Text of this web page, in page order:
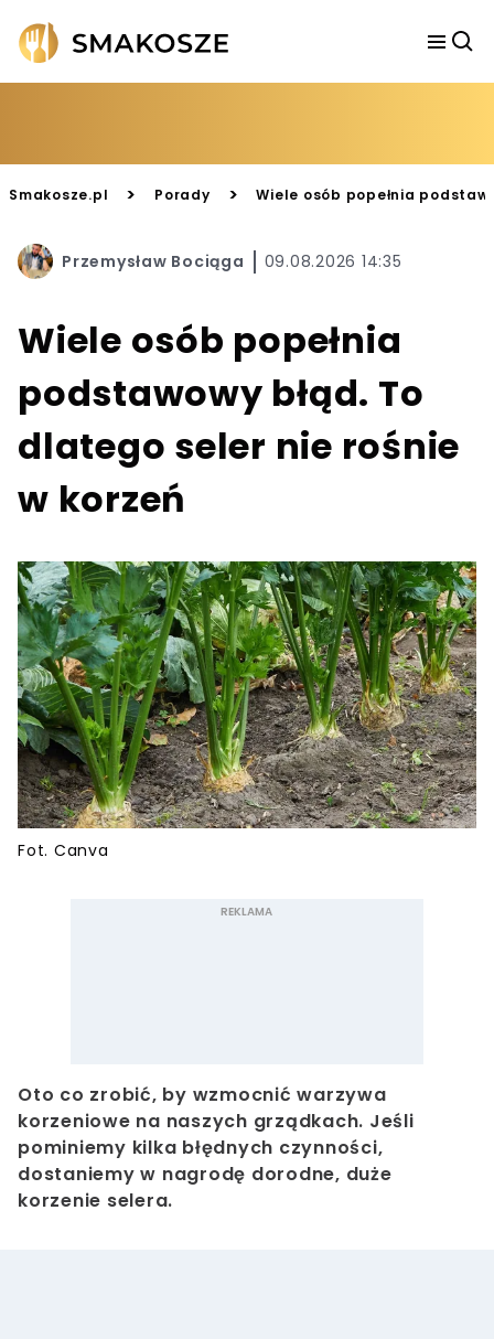
Smakosze.pl > Porady > Wiele osób popełnia
Przemysław Bociąga 09.08.2026 14:35
Wiele osób popełnia
podstawowy błąd. To
dlatego seler nie rośnie
w korzeń
Fot. Canva
Oto co zrobić, by wzmocnić warzywa
korzeniowe na naszych grządkach. Jeśli
pominiemy kilka błędnych czynności,
dostaniemy w nagrodę dorodne, duże
korzenie selera.